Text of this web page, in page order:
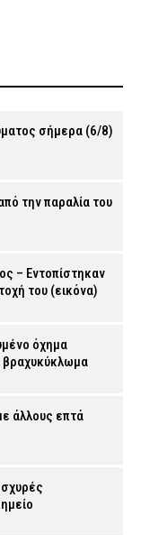
σήμερα (6/8)
την παραλία του
– Εντοπίστηκαν
του (εικόνα)
όχημα
βραχυκύκλωμα
άλλους επτά